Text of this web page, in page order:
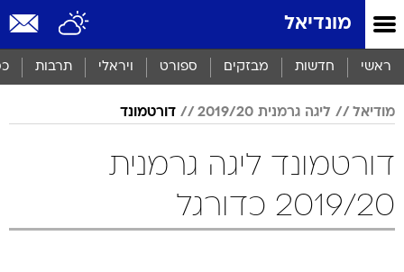
מונדיאל
ראשי חדשות מבזקים ספורט ויראלי תרבות
מודיאל ליגה גרמנית 2019/20 דורטמונד
דורטמונד ליגה גרמנית
2019/20 כדורגל